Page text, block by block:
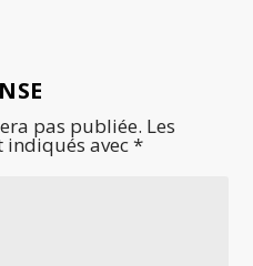
pas publiée. Les
indiqués avec*